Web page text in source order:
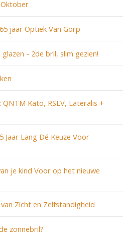
jaar Optiek Van Gorp
- 2de bril, slim gezien!
Kato, RSLV, Lateralis +
Jaar Lang Dé Keuze Voor
je kind Voor op het nieuwe
Zicht en Zelfstandigheid
zonnebril?